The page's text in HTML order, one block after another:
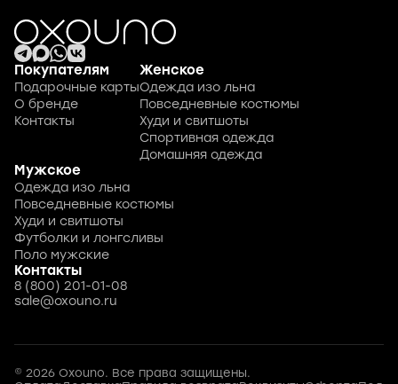
Покупателям
Подарочные карты
О бренде
Контакты
Женское
Одежда изо льна
Повседневные костюмы
Худи и свитшоты
Спортивная одежда
Домашняя одежда
Мужское
Одежда изо льна
Повседневные костюмы
Худи и свитшоты
Футболки и лонгсливы
Поло мужские
Контакты
8 (800) 201-01-08
sale@oxouno.ru
© 2026 Oxouno. Все права защищены.